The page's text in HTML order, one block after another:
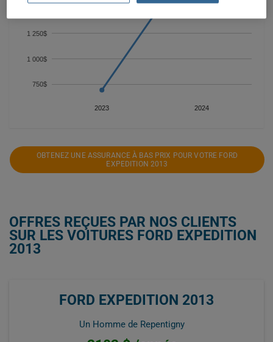
2023 2024
750$
1 000$
1 250$
OBTENEZ UNE ASSURANCE À BAS PRIX POUR VOTRE FORD
EXPEDITION 2013
OFFRES REÇUES PAR NOS CLIENTS
SUR LES VOITURES FORD EXPEDITION
2013
FORD EXPEDITION 2013
Un Homme de Repentigny